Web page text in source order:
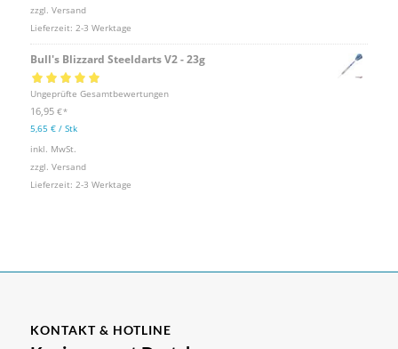
zzgl. Versand
Lieferzeit: 2-3 Werktage
Bull's Blizzard Steeldarts V2 - 23g
Bewertet mit
5.00von 5
Ungeprüfte Gesamtbewertungen
16,95 €*
5,65 €/ Stk
inkl. MwSt.
zzgl. Versand
Lieferzeit: 2-3 Werktage
KONTAKT & HOTLINE